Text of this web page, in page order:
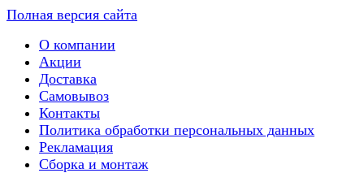
Полная версия сайта
О компании
Акции
Доставка
Самовывоз
Контакты
Политика обработки персональных данных
Рекламация
Сборка и монтаж